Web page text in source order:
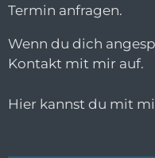
Termin anfragen.
Wenn du dich
Kontakt mit mir auf.
Hier kannst du mit